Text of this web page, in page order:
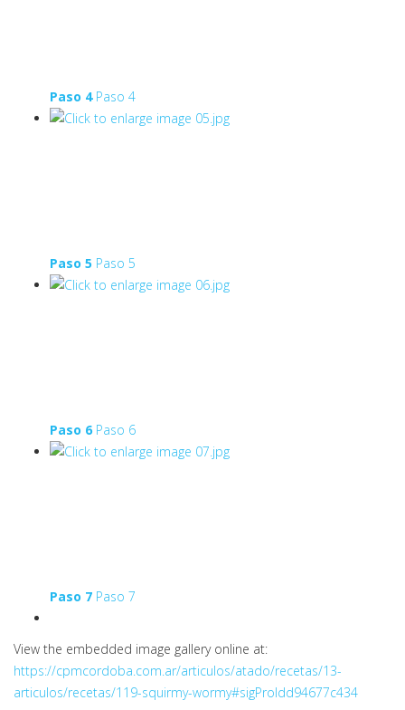
Paso 4 Paso 4
Paso 5 Paso 5
Paso 6 Paso 6
Paso 7 Paso 7
View the embedded image gallery online at:
https://cpmcordoba.com.ar/articulos/atado/recetas/13-
articulos/recetas/119-squirmy-wormy#sigProIdd94677c434